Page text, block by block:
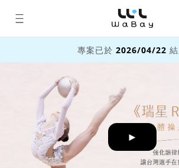
WaBay 挖貝 |
集資 / 群眾募資
專案已於2026/04/22
►